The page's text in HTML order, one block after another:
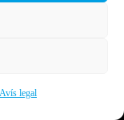
Avís legal2023.